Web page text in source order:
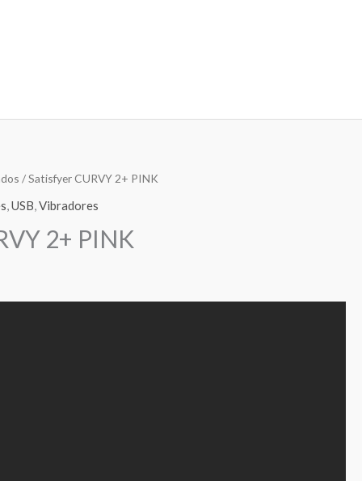
/ Satisfyer CURVY 2+ PINK
,USB,Vibradores
2+ PINK